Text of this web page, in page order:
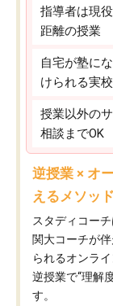
指導者は現
距離の授業
自宅が塾に
けられる実
授業以外の
相談までOK
逆授業 × オ
えるメソッド
スタディコー
関大コーチが
られるオンライ
逆授業で“理解
す。